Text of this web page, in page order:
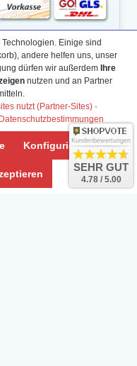
Einige sind
andere helfen uns, unser
dürfen wir außerdem Ihre
nutzen und an Partner
nutzt (Partner-Sites) ·
KonfigurierenKundenbewertungen
SEHR GUT
4.78 / 5.00